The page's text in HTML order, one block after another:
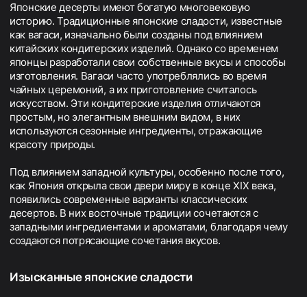
Японские десерты имеют богатую многовековую
историю. Традиционные японские сладости, известные
как вагаси, изначально были созданы под влиянием
китайских кондитерских изделий. Однако со временем
японцы разработали свои собственные вкусы и способы
изготовления. Вагаси часто употреблялись во время
чайных церемоний, а их приготовление считалось
искусством. Эти кондитерские изделия отличаются
простым, но элегантным внешним видом, в них
используются сезонные ингредиенты, отражающие
красоту природы.
Под влиянием западной культуры, особенно после того,
как Япония открыла свои двери миру в конце XIX века,
появились современные варианты классических
десертов. В них восточные традиции сочетаются с
западными ингредиентами и ароматами, благодаря чему
создаются потрясающие сочетания вкусов.
Изысканные японские сладости